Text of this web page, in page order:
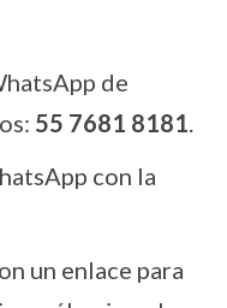
de
55 7681 8181
con la
un enlace para